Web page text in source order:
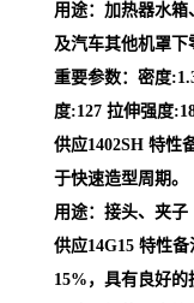
用途：加热器水
及汽车其他机罩下
重要参数：密度
度:127 拉伸强度
供应1402SH 特性
于快速造型周期。
用途：接头、夹子
供应14G15 特性
15%，具有良好的